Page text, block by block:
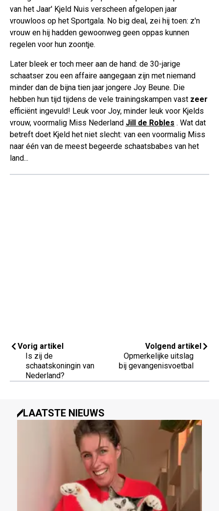
van het Jaar' Kjeld Nuis verscheen afgelopen jaar
vrouwloos op het Sportgala. No big deal, zei hij toen: z'n
vrouw en hij hadden gewoonweg geen oppas kunnen
regelen voor hun zoontje.
Later bleek er toch meer aan de hand: de 30-jarige
schaatser zou een affaire aangegaan zijn met niemand
minder dan de bijna tien jaar jongere Joy Beune. Die
hebben hun tijd tijdens de vele trainingskampen vast zeer
efficiënt ingevuld! Leuk voor Joy, minder leuk voor Kjelds
vrouw, voormalig Miss Nederland Jill de Robles . Wat dat
betreft doet Kjeld het niet slecht: van een voormalig Miss
naar één van de meest begeerde schaatsbabes van het
land...
Vorig artikel
Is zij de
schaatskoningin van
Nederland?
Volgend artikel
Opmerkelijke uitslag
bij gevangenisvoetbal
LAATSTE NIEUWS